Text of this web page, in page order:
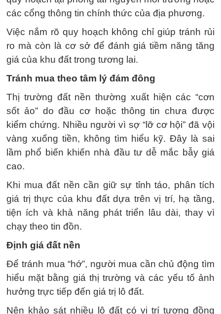
các cổng thông tin chính thức của địa phương.
Việc nắm rõ quy hoạch không chỉ giúp tránh rủi
ro mà còn là cơ sở để đánh giá tiềm năng tăng
giá của khu đất trong tương lai.
Tránh mua theo tâm lý đám đông
Thị trường đất nền thường xuất hiện các “cơn
sốt ảo” do đầu cơ hoặc thông tin chưa được
kiểm chứng. Nhiều người vì sợ “lỡ cơ hội” đã vội
vàng xuống tiền, không tìm hiểu kỹ. Đây là sai
lầm phổ biến khiến nhà đầu tư dễ mắc bẫy giá
cao.
Khi mua đất nền cần giữ sự tỉnh táo, phân tích
giá trị thực của khu đất dựa trên vị trí, hạ tầng,
tiện ích và khả năng phát triển lâu dài, thay vì
chạy theo tin đồn.
Định giá đất nền
Để tránh mua “hớ”, người mua cần chủ động tìm
hiểu mặt bằng giá thị trường và các yếu tố ảnh
hưởng trực tiếp đến giá trị lô đất.
Nên khảo sát nhiều lô đất có vị trí tương đồng